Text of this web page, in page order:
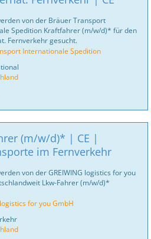
von der Bräuer Transport
Spedition Kraftfahrer (m/w/d)* für den
Fernverkehr gesucht.
Internationale Spedition
(m/w/d)* | CE |
im Fernverkehr
von der GREIWING logistics for you
Lkw-Fahrer (m/w/d)*
for you GmbH